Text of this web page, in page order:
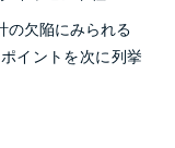
の欠陥にみられる
イントを次に列挙